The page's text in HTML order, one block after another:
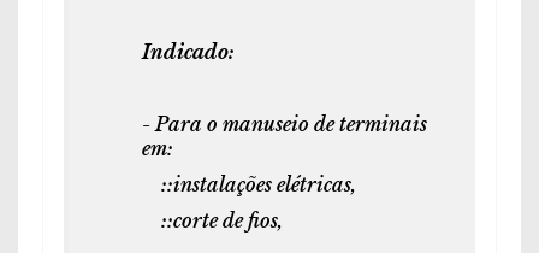
Indicado:
- Para o manuseio de terminais
em:
::instalações elétricas,
::corte de fios,